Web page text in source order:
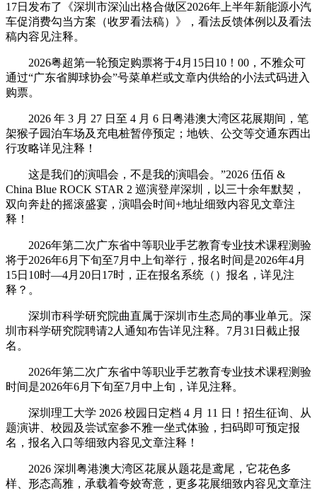
17日发布了《深圳市深汕出格合做区2026年上半年新能源小汽
车促消费勾当方案（收罗看法稿）》，看法反馈体例以及看法
稿内容见注释。
2026粤超第一轮预定购票将于4月15日10！00，不雅众可
通过“广东省脚球协会”号菜单栏或文章内供给的小法式码进入
购票。
2026 年 3 月 27 日至 4 月 6 日粤港澳大湾区花展期间，笔
架猴子园泊车场及充电桩暂停预定；地铁、公交等交通东西出
行攻略详见注释！
这是我们的演唱会，不是我的演唱会。”2026 伍佰 &
China Blue ROCK STAR 2 巡演登岸深圳，以三十余年默契，
双向奔赴的摇滚盛宴，演唱会时间+地址细致内容见文章注
释！
2026年第二次广东省中等职业手艺教育专业技术课程测验
将于2026年6月下旬至7月中上旬举行，报名时间是2026年4月
15日10时—4月20日17时，正在报名系统（）报名，详见注
释？。
深圳市科学研究院曲直属于深圳市生态局的事业单元。深
圳市科学研究院聘请2人通知布告详见注释。7月31日截止报
名。
2026年第二次广东省中等职业手艺教育专业技术课程测验
时间是2026年6月下旬至7月中上旬，详见注释。
深圳理工大学 2026 校园日定档 4 月 11 日！招生征询、从
题演讲、校园及尝试室参不雅一坐式体验，扫码即可预定报
名，报名入口等细致内容见文章注释！
2026 深圳粤港澳大湾区花展从题花是鸢尾，它花色多
样、形态高雅，承载着夸姣寄意，更多花展细致内容见文章注